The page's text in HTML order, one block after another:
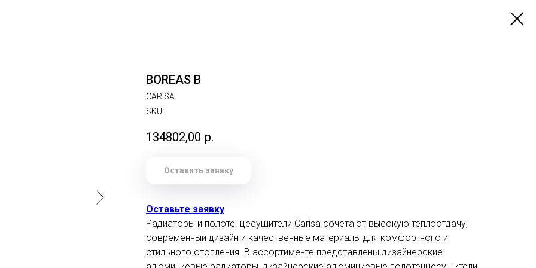
BOREAS B
CARISA
SKU:
134802,00 р.
Оставить заявку
Оставьте заявку
Радиаторы и полотенцесушители Carisa сочетают высокую теплоотдачу,
современный дизайн и качественные материалы для комфортного и
стильного отопления. В ассортименте представлены дизайнерские